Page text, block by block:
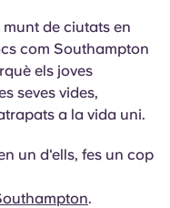
de ciutats en
com Southampton
els joves
seves vides,
a la vida uni.
un d'ells, fes un cop
.